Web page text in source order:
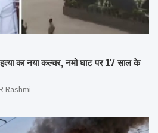
का नया कल्चर, नमो घाट पर 17 साल के
Rashmi